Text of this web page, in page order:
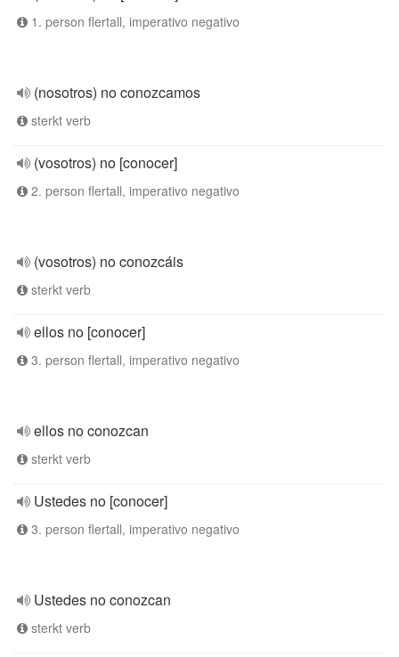
1. person flertall, imperativo negativo
(nosotros) no conozcamos
sterkt verb
(vosotros) no [conocer]
2. person flertall, imperativo negativo
(vosotros) no conozcáis
sterkt verb
ellos no [conocer]
3. person flertall, imperativo negativo
ellos no conozcan
sterkt verb
Ustedes no [conocer]
3. person flertall, imperativo negativo
Ustedes no conozcan
sterkt verb